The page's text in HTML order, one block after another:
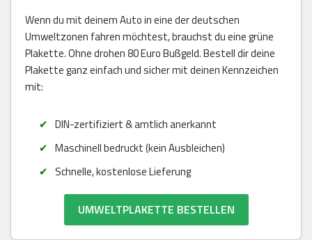
Wenn du mit deinem Auto in eine der deutschen
Umweltzonen fahren möchtest, brauchst du eine grüne
Plakette. Ohne drohen 80 Euro Bußgeld. Bestell dir deine
Plakette ganz einfach und sicher mit deinen Kennzeichen
mit:
DIN-zertifiziert & amtlich anerkannt
Maschinell bedruckt (kein Ausbleichen)
Schnelle, kostenlose Lieferung
UMWELTPLAKETTE BESTELLEN